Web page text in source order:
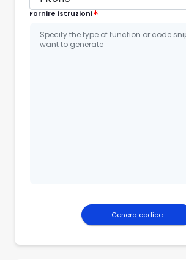
Fornire istruzioni
Genera codice